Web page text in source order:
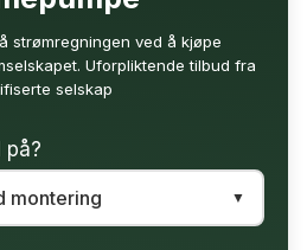
strømregningen ved å kjøpe
Uforpliktende tilbud fra
selskap
på?